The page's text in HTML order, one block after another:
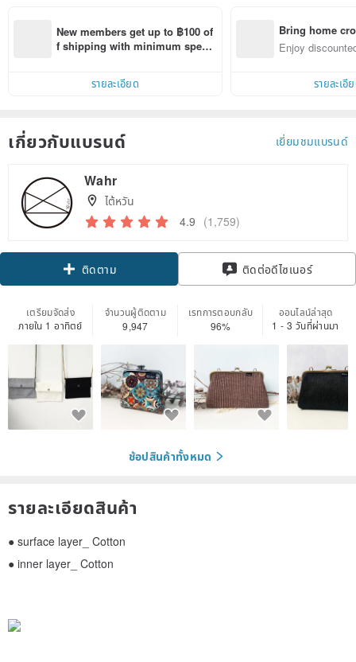
New members get up to ฿100 of
f shipping with minimum spen
รายละเอียด
Bring home
n with ease
Enjoy
รายละเอี
เกี่ยวกับแบรนด์ เยี่ยมชมแบรนด์
Wahr
ไต้หวัน
4.9 (1,759)
ติดตาม ติดต่อดีไซเนอร์
เตรียมจัดส่ง
ภายใน 1 อาทิตย์
จำนวนผู้ติดตาม
9,947
เรทการตอบกลับ
96%
ออนไลน์ล่าสุด
1 - 3 วันที่ผ่านมา
ช้อปสินค้าทั้งหมด
รายละเอียดสินค้า
● surface layer_ Cotton
● inner layer_ Cotton